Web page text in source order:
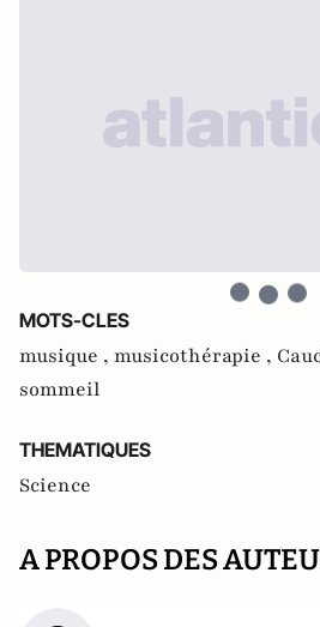
MOTS-CLES
musique , musicothérapie ,
sommeil
THEMATIQUES
Science
A PROPOS DES